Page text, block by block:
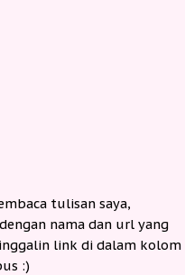
tulisan saya,
nama dan url yang
link di dalam kolom
:)